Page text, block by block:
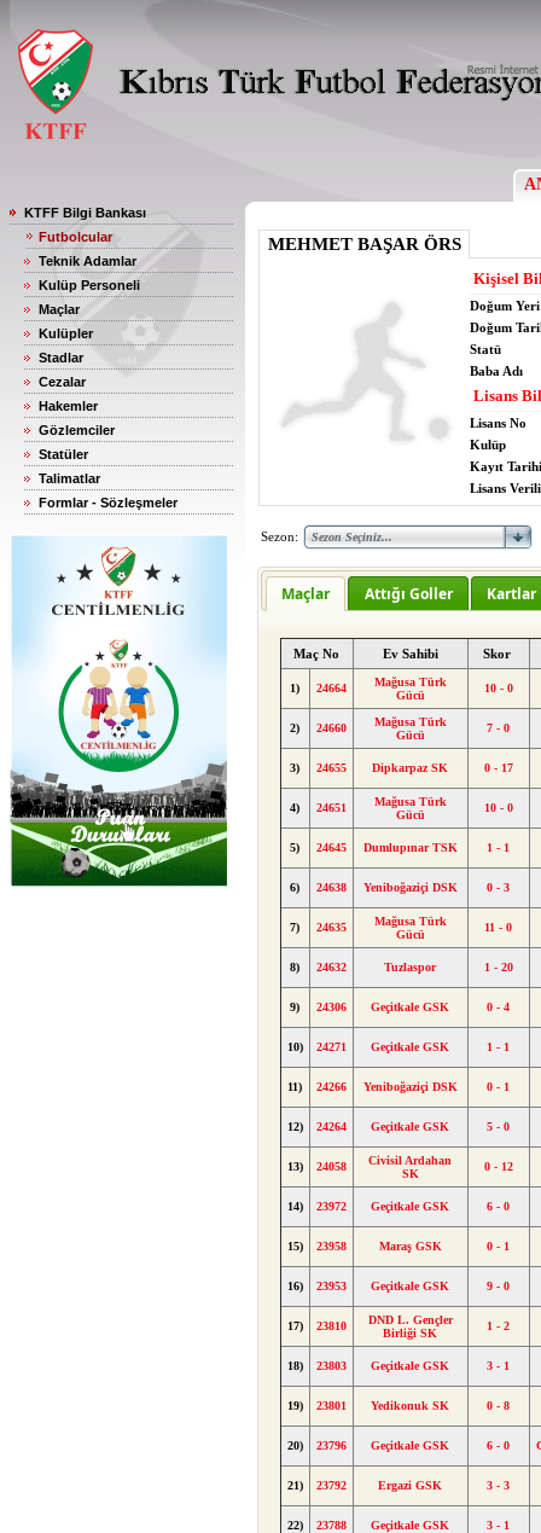
KTFF Bilgi Bankası
Futbolcular
Teknik Adamlar
Kulüp Personeli
Maçlar
Kulüpler
Stadlar
Cezalar
Hakemler
Gözlemciler
Statüler
Talimatlar
Formlar - Sözleşmeler
MEHMET BAŞAR ÖRS
Kişisel
Doğum Yeri
Doğum
Statü
Baba Adı
Lisans
Lisans No
Kulüp
Kayıt Tarihi
Lisans
Sezon:
Maçlar Attığı Goller Kartlar
Maç No Ev Sahibi Skor
1) 24664
Mağusa Türk
Gücü
10 - 0
2) 24660
Mağusa Türk
Gücü
7 - 0
3) 24655 Dipkarpaz SK 0 - 17
4) 24651
Mağusa Türk
Gücü
10 - 0
5) 24645 Dumlupınar TSK 1 - 1
6) 24638 Yeniboğaziçi DSK 0 - 3
7) 24635
Mağusa Türk
Gücü
11 - 0
8) 24632 Tuzlaspor 1 - 20
9) 24306 Geçitkale GSK 0 - 4
10) 24271 Geçitkale GSK 1 - 1
11) 24266 Yeniboğaziçi DSK 0 - 1
12) 24264 Geçitkale GSK 5 - 0
13) 24058
Civisil Ardahan
SK
0 - 12
14) 23972 Geçitkale GSK 6 - 0
15) 23958 Maraş GSK 0 - 1
16) 23953 Geçitkale GSK 9 - 0
17) 23810
DND L. Gençler
Birliği SK
1 - 2
18) 23803 Geçitkale GSK 3 - 1
19) 23801 Yedikonuk SK 0 - 8
20) 23796 Geçitkale GSK 6 - 0
21) 23792 Ergazi GSK 3 - 3
22) 23788 Geçitkale GSK 3 - 1